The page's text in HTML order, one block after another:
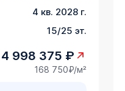
4 кв. 2028 г.
15/25 эт.
4 998 375 ₽
168 750₽/м²